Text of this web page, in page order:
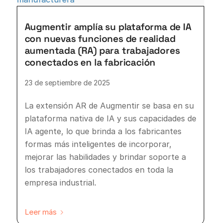
Augmentir amplía su plataforma de IA
con nuevas funciones de realidad
aumentada (RA) para trabajadores
conectados en la fabricación
23 de septiembre de 2025
La extensión AR de Augmentir se basa en su
plataforma nativa de IA y sus capacidades de
IA agente, lo que brinda a los fabricantes
formas más inteligentes de incorporar,
mejorar las habilidades y brindar soporte a
los trabajadores conectados en toda la
empresa industrial.
Leer más